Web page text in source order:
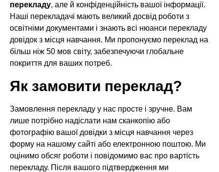
перекладу, але й конфіденційність вашої інформації.
Наші перекладачі мають великий досвід роботи з
освітніми документами і знають всі нюанси перекладу
довідок з місця навчання. Ми пропонуємо переклад на
більш ніж 50 мов світу, забезпечуючи глобальне
покриття для ваших потреб.
Як замовити переклад?
Замовлення перекладу у нас просте і зручне. Вам
лише потрібно надіслати нам сканкопію або
фотографію вашої довідки з місця навчання через
форму на нашому сайті або електронною поштою. Ми
оцінимо обсяг роботи і повідомимо вас про вартість
перекладу. Після вашого підтвердження ми